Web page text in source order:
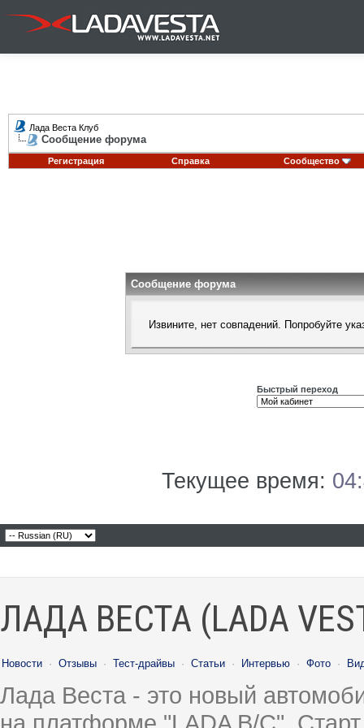
Лада Веста Клуб
Сообщение форума
Регистрация Справка Сообщество
Сообщение форума
Извините, нет совпадений. Попробуйте
Быстрый переход
Текущее время:
ЛАДА ВЕСТА (LADA
Новости · Отзывы · Тест-драйвы · Статьи · Интервью · Фото ·
Лада Веста - это новый